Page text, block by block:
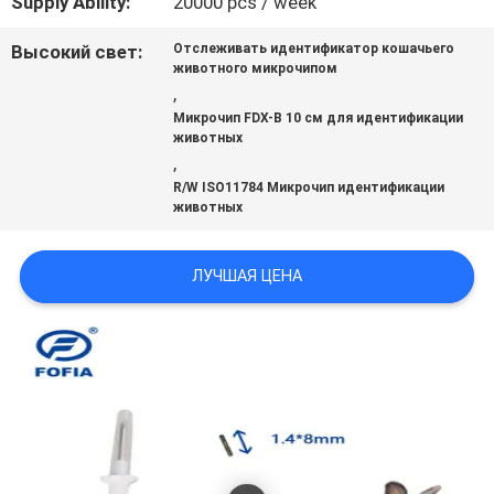
ЦИТАТУ
POLICY
Высокий свет:
Отслеживать идентификатор кошачьего
животного микрочипом
,
Микрочип FDX-B 10 см для идентификации
животных
,
R/W ISO11784 Микрочип идентификации
животных
ЛУЧШАЯ ЦЕНА